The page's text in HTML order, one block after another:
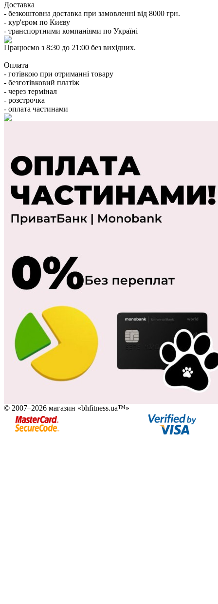
Доставка
- безкоштовна доставка при замовленні від 8000 грн.
- кур'єром по Києву
- транспортними компаніями по Україні
Працюємо з 8:30 до 21:00 без вихідних.
Оплата
- готівкою при отриманні товару
- безготівковий платіж
- через термінал
- розстрочка
- оплата частинами
© 2007–2026 магазин «bhfitness.ua™»